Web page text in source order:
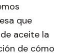
que
aceite la
de cómo